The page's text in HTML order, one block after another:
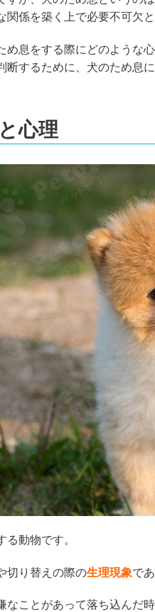
係を築く上で必要不可欠と
め息をする際にどのような
断するために、犬のため息
心理
動物です。
切り替えの際の生理現象で
なことがあって落ち込んだ